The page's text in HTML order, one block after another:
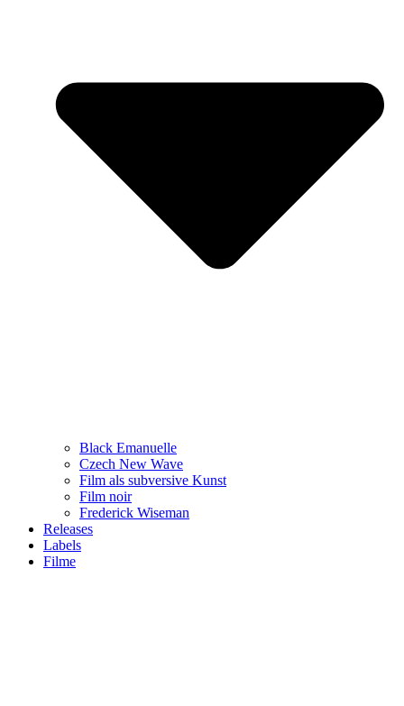
Black Emanuelle
Czech New Wave
Film als subversive Kunst
Film noir
Frederick Wiseman
Releases
Labels
Filme